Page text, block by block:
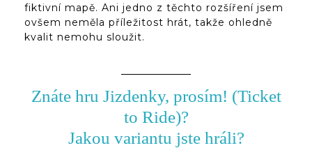
fiktivní mapě. Ani jedno z těchto rozšíření jsem
ovšem neměla příležitost hrát, takže ohledně
kvalit nemohu sloužit.
Znáte hru Jizdenky, prosím! (Ticket
to Ride)?
Jakou variantu jste hráli?